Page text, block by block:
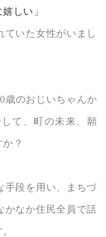
しい」
ていた女性がいまし
歳のおじいちゃんか
て、町の未来、願
？
手段を用い、まちづ
かなか住民全員で話